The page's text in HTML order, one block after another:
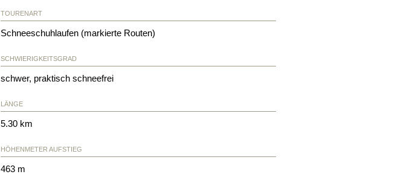
TOURENART
Schneeschuhlaufen (markierte Routen)
SCHWIERIGKEITSGRAD
schwer, praktisch schneefrei
LÄNGE
5.30 km
HÖHENMETER AUFSTIEG
463 m